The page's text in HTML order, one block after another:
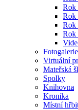
Rok
Rok
Rok
Rok
Virtuální
Mateřská
Spolky
Knihovna
Kronika
Místní